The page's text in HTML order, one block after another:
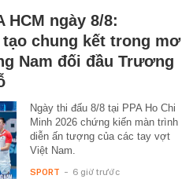
HCM ngày 8/8:
chung kết trong mơ
Nam đối đầu Trương
Ngày thi đấu 8/8 tại PPA Ho Chi
Minh 2026 chứng kiến màn trình
diễn ấn tượng của các tay vợt
Việt Nam.
SPORT - 6 giờ trước